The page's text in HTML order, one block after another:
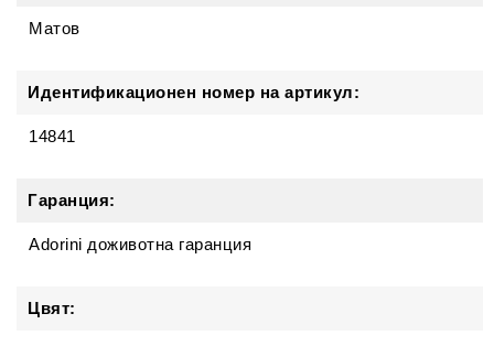
Матов
Идентификационен номер на артикул:
14841
Гаранция:
Adorini доживотна гаранция
Цвят: